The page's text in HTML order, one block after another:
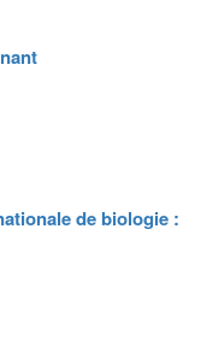
de biologie :